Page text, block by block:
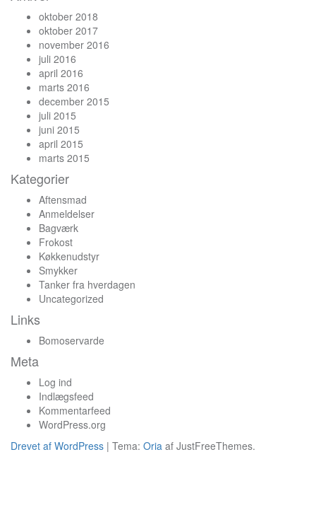
oktober 2018
oktober 2017
november 2016
juli 2016
april 2016
marts 2016
december 2015
juli 2015
juni 2015
april 2015
marts 2015
Kategorier
Aftensmad
Anmeldelser
Bagværk
Frokost
Køkkenudstyr
Smykker
Tanker fra hverdagen
Uncategorized
Links
Bomoservarde
Meta
Log ind
Indlægsfeed
Kommentarfeed
WordPress.org
Drevet af WordPress | Tema: Oria af JustFreeThemes.